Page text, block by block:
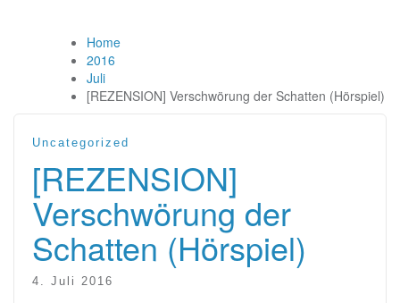
Home
2016
Juli
[REZENSION] Verschwörung der Schatten (Hörspiel)
Uncategorized
[REZENSION]
Verschwörung der
Schatten (Hörspiel)
4. Juli 2016